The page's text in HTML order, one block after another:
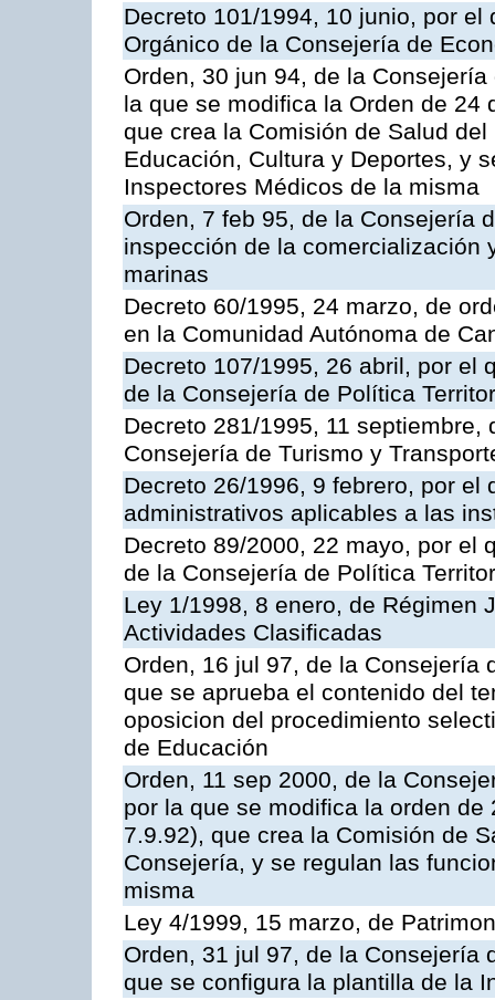
Decreto 101/1994, 10 junio, por
Orgánico de la Consejería de
Orden, 30 jun 94, de la
la que se modifica la Orden de 24
que crea la Comisión de Salud
Educación, Cultura y Deportes, y
Inspectores Médicos de la misma
Orden, 7 feb 95, de la Consejería
inspección de la comercialización
marinas
Decreto 60/1995, 24 marzo, de
en la Comunidad Autónoma de
Decreto 107/1995, 26 abril, por el
de la Consejería de Política
Decreto 281/1995, 11
Consejería de Turismo y
Decreto 26/1996, 9 febrero, por
administrativos aplicables a las
Decreto 89/2000, 22 mayo, por el
de la Consejería de Política
Ley 1/1998, 8 enero, de Régimen
Actividades Clasificadas
Orden, 16 jul 97, de la Consejería
que se aprueba el contenido del
oposicion del procedimiento
de Educación
Orden, 11 sep 2000, de la
por la que se modifica la orden
7.9.92), que crea la Comisión de
Consejería, y se regulan las
misma
Ley 4/1999, 15 marzo, de
Orden, 31 jul 97, de la Consejería
que se configura la plantilla de la